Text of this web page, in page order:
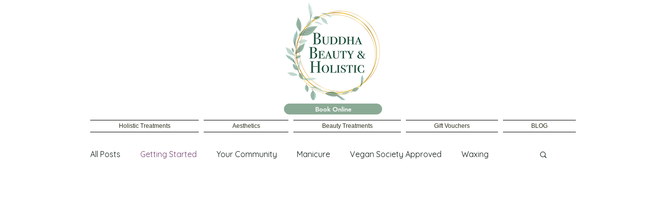
Book Online
Holistic Treatments Aesthetics Beauty Treatments Gift Vouchers BLOG
All Posts Getting Started Your Community Manicure Vegan Society Approved Waxing